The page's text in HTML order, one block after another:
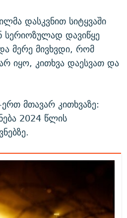
დასკვნით სიტყვაში
სერიოზულად დავიწყე
მერე მივხვდი, რომ
იყო, კითხვა დაესვათ და
მთავარ კითხვაზე:
2024 წლის